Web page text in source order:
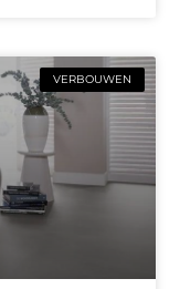
VERBOUWEN